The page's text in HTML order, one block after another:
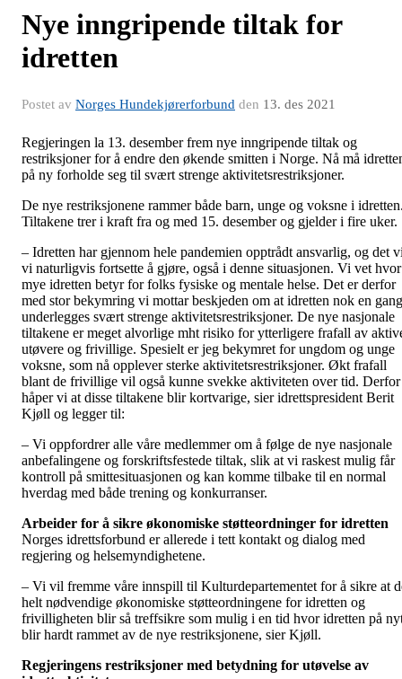
Nye inngripende tiltak for
idretten
Postet av Norges Hundekjørerforbund den 13. des 2021
Regjeringen la 13. desember frem nye inngripende tiltak og
restriksjoner for å endre den økende smitten i Norge. Nå må
på ny forholde seg til svært strenge aktivitetsrestriksjoner.
De nye restriksjonene rammer både barn, unge og voksne i
Tiltakene trer i kraft fra og med 15. desember og gjelder i fire uker.
– Idretten har gjennom hele pandemien opptrådt ansvarlig, og det
vi naturligvis fortsette å gjøre, også i denne situasjonen. Vi vet hvor
mye idretten betyr for folks fysiske og mentale helse. Det er derfor
med stor bekymring vi mottar beskjeden om at idretten nok en gang
underlegges svært strenge aktivitetsrestriksjoner. De nye nasjonale
tiltakene er meget alvorlige mht risiko for ytterligere frafall av
utøvere og frivillige. Spesielt er jeg bekymret for ungdom og unge
voksne, som nå opplever sterke aktivitetsrestriksjoner. Økt frafall
blant de frivillige vil også kunne svekke aktiviteten over tid. Derfor
håper vi at disse tiltakene blir kortvarige, sier idrettspresident Berit
Kjøll og legger til:
– Vi oppfordrer alle våre medlemmer om å følge de nye nasjonale
anbefalingene og forskriftsfestede tiltak, slik at vi raskest mulig får
kontroll på smittesituasjonen og kan komme tilbake til en normal
hverdag med både trening og konkurranser.
Arbeider for å sikre økonomiske støtteordninger for idretten
Norges idrettsforbund er allerede i tett kontakt og dialog med
regjering og helsemyndighetene.
– Vi vil fremme våre innspill til Kulturdepartementet for å sikre at
helt nødvendige økonomiske støtteordningene for idretten og
frivilligheten blir så treffsikre som mulig i en tid hvor idretten på
blir hardt rammet av de nye restriksjonene, sier Kjøll.
Regjeringens restriksjoner med betydning for utøvelse av